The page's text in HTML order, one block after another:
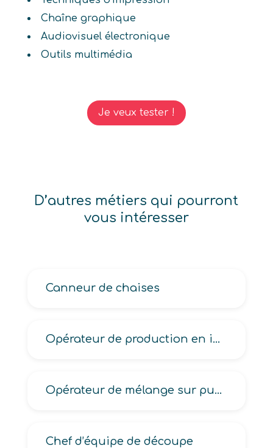
Chaîne graphique
Audiovisuel électronique
Outils multimédia
Je veux tester !
D’autres métiers qui pourront
vous intéresser
Canneur de chaises
Opérateur de production en industrie laitière
Opérateur de mélange sur pupitre en industrie alimentaire
Chef d’équipe de découpe